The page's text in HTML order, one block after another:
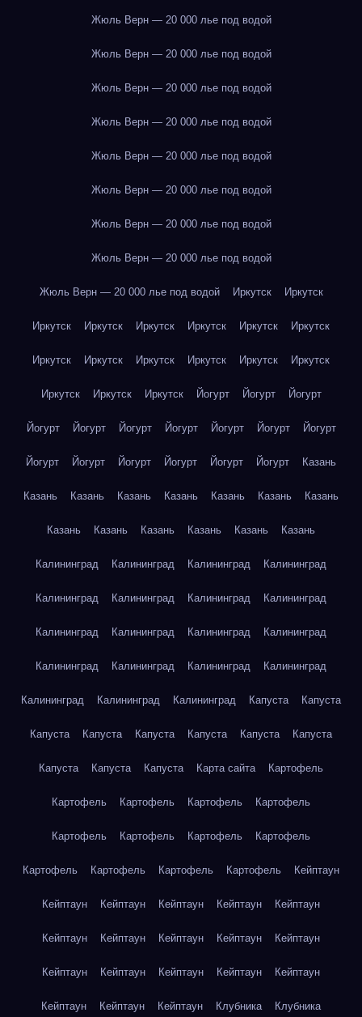
Жюль Верн — 20 000 лье под водой
Жюль Верн — 20 000 лье под водой
Жюль Верн — 20 000 лье под водой
Жюль Верн — 20 000 лье под водой
Жюль Верн — 20 000 лье под водой
Жюль Верн — 20 000 лье под водой
Жюль Верн — 20 000 лье под водой
Жюль Верн — 20 000 лье под водой
Жюль Верн — 20 000 лье под водой Иркутск Иркутск
Иркутск Иркутск Иркутск Иркутск Иркутск Иркутск
Иркутск Иркутск Иркутск Иркутск Иркутск Иркутск
Иркутск Иркутск Иркутск Йогурт Йогурт Йогурт
Йогурт Йогурт Йогурт Йогурт Йогурт Йогурт Йогурт
Йогурт Йогурт Йогурт Йогурт Йогурт Йогурт Казань
Казань Казань Казань Казань Казань Казань Казань
Казань Казань Казань Казань Казань Казань
Калининград Калининград Калининград Калининград
Калининград Калининград Калининград Калининград
Калининград Калининград Калининград Калининград
Калининград Калининград Калининград Калининград
Калининград Калининград Калининград Капуста Капуста
Капуста Капуста Капуста Капуста Капуста Капуста
Капуста Капуста Капуста Карта сайта Картофель
Картофель Картофель Картофель Картофель
Картофель Картофель Картофель Картофель
Картофель Картофель Картофель Картофель Кейптаун
Кейптаун Кейптаун Кейптаун Кейптаун Кейптаун
Кейптаун Кейптаун Кейптаун Кейптаун Кейптаун
Кейптаун Кейптаун Кейптаун Кейптаун Кейптаун
Кейптаун Кейптаун Кейптаун Клубника Клубника